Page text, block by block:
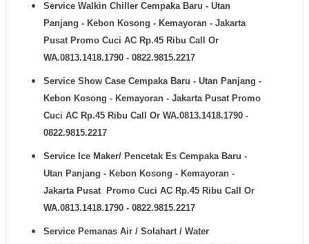
Service Walkin Chiller Cempaka Baru - Utan
Panjang - Kebon Kosong - Kemayoran - Jakarta
Pusat Promo Cuci AC Rp.45 Ribu Call Or
WA.0813.1418.1790 - 0822.9815.2217
Service Show Case Cempaka Baru - Utan Panjang -
Kebon Kosong - Kemayoran - Jakarta Pusat Promo
Cuci AC Rp.45 Ribu Call Or WA.0813.1418.1790 -
0822.9815.2217
Service Ice Maker/ Pencetak Es Cempaka Baru -
Utan Panjang - Kebon Kosong - Kemayoran -
Jakarta Pusat Promo Cuci AC Rp.45 Ribu Call Or
WA.0813.1418.1790 - 0822.9815.2217
Service Pemanas Air / Solahart / Water